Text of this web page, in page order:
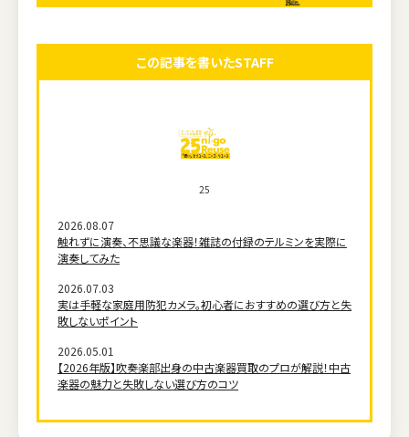
この記事を書いたSTAFF
25
2026.08.07
触れずに演奏、不思議な楽器！雑誌の付録のテルミンを実際に
演奏してみた
2026.07.03
実は手軽な家庭用防犯カメラ。初心者におすすめの選び方と失
敗しないポイント
2026.05.01
【2026年版】吹奏楽部出身の中古楽器買取のプロが解説！中古
楽器の魅力と失敗しない選び方のコツ